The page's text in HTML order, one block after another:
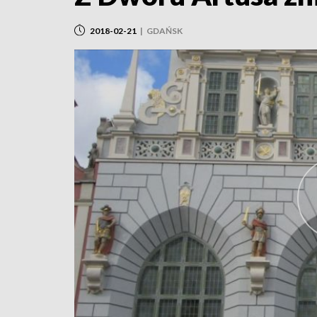
2018-02-21 | GDAŃSK